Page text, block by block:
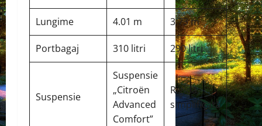
Lungime 4.01 m 3.73 m
Portbagaj 310 litri 290 litri
Suspensie
Suspensie
„Citroën
Advanced
Comfort”
Rigidă,
simplificată